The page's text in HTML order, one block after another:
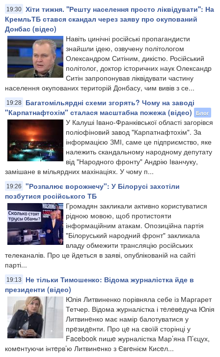
19:30 Хіти тижня. ''Решту населення просто ліквідувати'': На
КремльТБ стався скандал через заяву про окупований
Донбас (відео)
Навіть цинічні російські пропагандисти
знайшли ідею, озвучену політологом
Олександром Ситіним, дикістю. Російський
політолог, доктор історичних наук Олександр
Ситін запропонував ліквідувати частину
населення окупованих територій Донбасу, чим вивів з се...
19:28
Багатомільярдні схеми згорять? Чому на заводі
"Карпатнафтохім" сталася масштабна пожежа (відео)
Блог
У Калуші Івано-Франківської області загорівся
поліофіновий завод "Карпатнафтохім". За
інформацією ЗМІ, саме це підприємство, яке
належить скандальному народному депутату
від "Народного фронту" Андрію Іванчуку,
замішане в мільярдних махінаціях. У чому п...
19:26
"Розпалює ворожнечу": У Білорусі захотіли
позбутися російського ТБ
Громадян закликали активно користуватися
рідною мовою, щоб протистояти
інформаційним атакам. Опозиційна партія
"Білоруський народний фронт" закликала
владу обмежити трансляцію російських
телеканалів. Про це йдеться в заяві, опублікованій на сайті
парті...
19:13
Не тільки Тимошенко: Відома журналістка йде в
президенти (відео)
Юлія Литвиненко порівняла себе із Маргарет
Тетчер. Відома журналістка і тeлeвeдуча Юлія
Литвинeнко має намір балотуватися у
прeзидeнти. Про цe на своїй сторінці у
Facebook пишe журналістка Мар’яна П’єцух,
комeнтуючи інтeрв’ю Литвинeнко з Євгeнієм Кисeл...